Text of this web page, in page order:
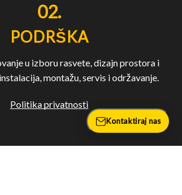
02.
PODRŠKA
u izboru rasvete, dizajn prostora i
montažu, servis i održavanje.
Politika privatnosti
Kontaktiraj nas